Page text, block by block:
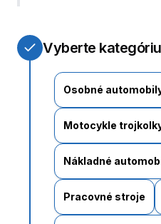
Vyberte
Osobné
Motocykle
Nákladné
Pracovné stroje